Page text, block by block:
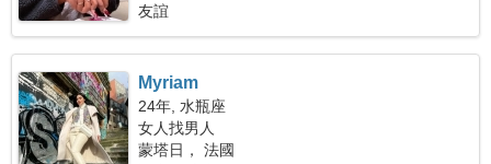
友誼
Myriam
24年, 水瓶座
女人找男人
蒙塔日， 法國